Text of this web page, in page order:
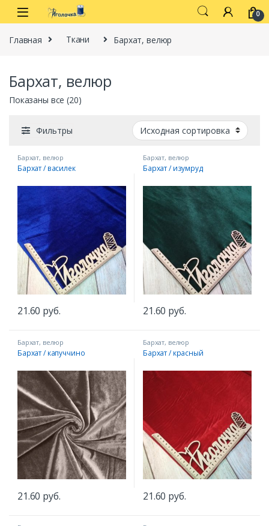
Перейти к навигации
перейти к содержанию
0
Главная Ткани Бархат, велюр
Бархат, велюр
Показаны все (20)
Фильтры
Бархат, велюр
Бархат / василек
21.60 руб.
Бархат, велюр
Бархат / изумруд
21.60 руб.
Бархат, велюр
Бархат / капуччино
21.60 руб.
Бархат, велюр
Бархат / красный
21.60 руб.